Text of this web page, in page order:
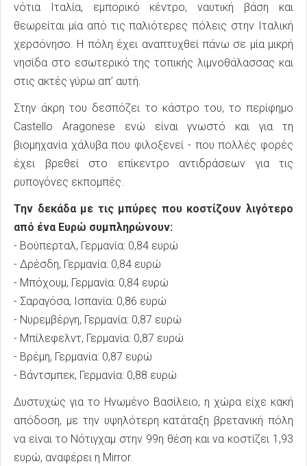
νότια Ιταλία, εμπορικό κέντρο, ναυτική βάση και
θεωρείται μία από τις παλιότερες πόλεις στην Ιταλική
χερσόνησο. Η πόλη έχει αναπτυχθεί πάνω σε μία μικρή
νησίδα στο εσωτερικό της τοπικής λιμνοθάλασσας και
στις ακτές γύρω απ’ αυτή.
Στην άκρη του δεσπόζει το κάστρο του, το περίφημο
Castello Aragonese ενώ είναι γνωστό και για τη
βιομηχανία χάλυβα που φιλοξενεί - που πολλές φορές
έχει βρεθεί στο επίκεντρο αντιδράσεων για τις
ρυπογόνες εκπομπές.
Την δεκάδα με τις μπύρες που κοστίζουν λιγότερο
από ένα Ευρώ συμπληρώνουν:
- Βούπερταλ, Γερμανία: 0,84 ευρώ
- Δρέσδη, Γερμανία: 0,84 ευρώ
- Μπόχουμ, Γερμανία: 0,84 ευρώ
- Σαραγόσα, Ισπανία: 0,86 ευρώ
- Νυρεμβέργη, Γερμανία: 0,87 ευρώ
- Μπίλεφελντ, Γερμανία: 0,87 ευρώ
- Βρέμη, Γερμανία: 0,87 ευρώ
- Βάντσμπεκ, Γερμανία: 0,88 ευρώ
Δυστυχώς για το Ηνωμένο Βασίλειο, η χώρα είχε κακή
απόδοση, με την υψηλότερη κατάταξη βρετανική πόλη
να είναι το Νότιγχαμ στην 99η θέση και να κοστίζει 1,93
ευρώ, αναφέρει η Mirror.